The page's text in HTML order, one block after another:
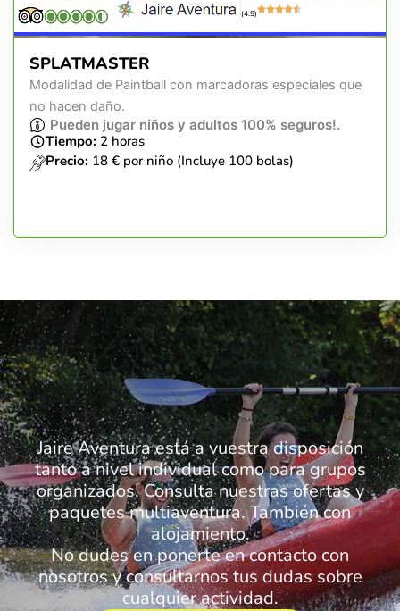
(4.5)
SPLATMASTER
Modalidad de Paintball con marcadoras especiales que
no hacen daño.
Pueden jugar niños y adultos 100% seguros!.
Tiempo: 2 horas
Precio: 18 € por niño (Incluye 100 bolas)
Jaire Aventura está a vuestra disposición
tanto a nivel individual como para grupos
organizados. Consulta nuestras ofertas y
paquetes multiaventura. También con
alojamiento.
No dudes en ponerte en contacto con
nosotros y consultarnos tus dudas sobre
cualquier actividad.